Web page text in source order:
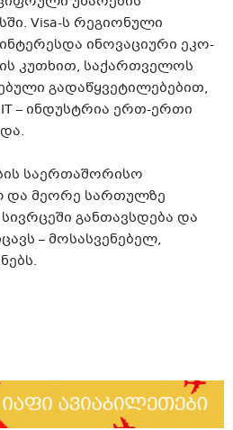
Visa-ს რეგიონული
ინოვაციური ეკო-
კუთხით, საქართველოს
გადაწყვეტილებებით,
– ინდუსტრია ერთ-ერთი
საერთაშორისო
და მეორე სართულზე
განთავსდება და
– მოსასვენებელ,